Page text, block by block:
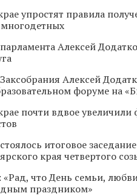
упростят правила
Алексей
Алексей
форуме на
почти вдвое
итоговое
края четвертого
что День семьи,
праздником»